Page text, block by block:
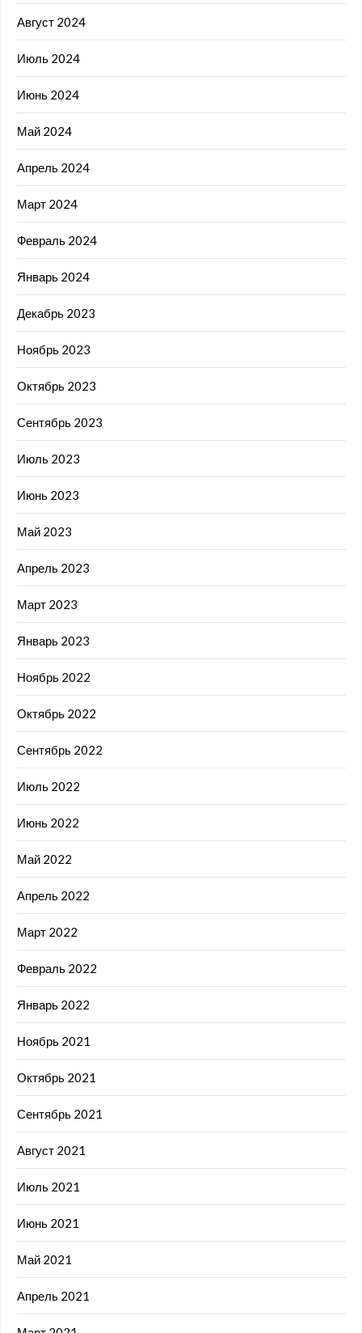
Август 2024
Июль 2024
Июнь 2024
Май 2024
Апрель 2024
Март 2024
Февраль 2024
Январь 2024
Декабрь 2023
Ноябрь 2023
Октябрь 2023
Сентябрь 2023
Июль 2023
Июнь 2023
Май 2023
Апрель 2023
Март 2023
Январь 2023
Ноябрь 2022
Октябрь 2022
Сентябрь 2022
Июль 2022
Июнь 2022
Май 2022
Апрель 2022
Март 2022
Февраль 2022
Январь 2022
Ноябрь 2021
Октябрь 2021
Сентябрь 2021
Август 2021
Июль 2021
Июнь 2021
Май 2021
Апрель 2021